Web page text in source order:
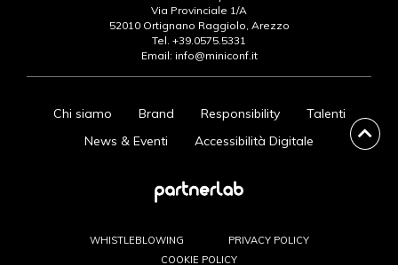
Via Provinciale 1/A
52010 Ortignano Raggiolo, Arezzo
Tel. +39.0575.5331
Email: info@miniconf.it
Chi siamo Brand Responsibility
Talenti
News & Eventi
Accessibilità Digitale
WHISTLEBLOWING
PRIVACY POLICY
COOKIE POLICY